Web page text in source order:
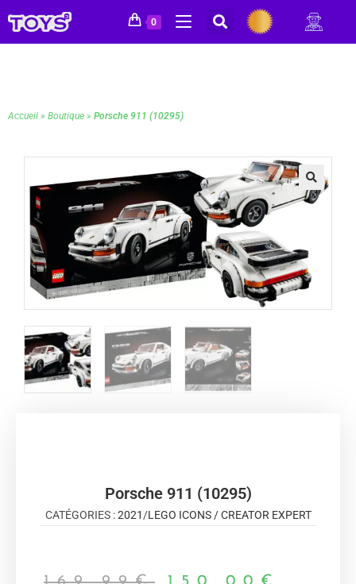
0
Accueil » Boutique » Porsche 911 (10295)
🔍
Porsche 911 (10295)
CATÉGORIES :2021 /LEGO ICONS / CREATOR EXPERT